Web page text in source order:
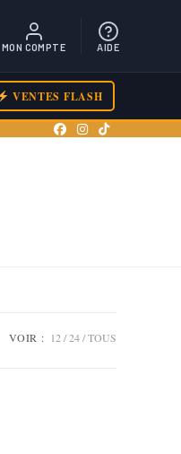
MON COMPTE AIDE
VENTES FLASH
VOIR : 12 24 TOUS